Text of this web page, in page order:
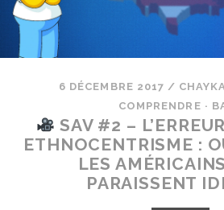
6 DÉCEMBRE 2017 /
COMPRENDRE ·
SAV #2 –
ETHNOCENTRISME :
LES
PARAISSENT